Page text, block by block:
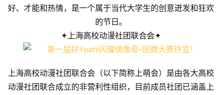
好、才能和热情，是一个属于当代大学生的创意迸发和狂欢
的节日。
✦上海高校动漫社团联合会✦
上海高校动漫社团联合会（以下简称上萌会）是由各大高校
动漫社团联合成立的非营利性组织，目前成员社团已涵盖上